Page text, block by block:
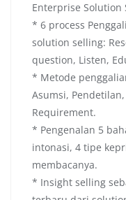
Enterprise Solution
* 6 process
solution selling:
question, Listen,
* Metode
Asumsi,
Requirement.
* Pengenalan 5
intonasi, 4 tipe
membacanya.
* Insight selling